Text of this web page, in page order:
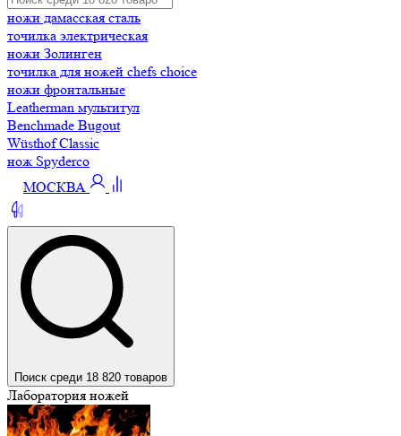
ножи дамасская сталь
точилка электрическая
ножи Золинген
точилка для ножей chefs choice
ножи фронтальные
Leatherman мультитул
Benchmade Bugout
Wüsthof Classic
нож Spyderco
МОСКВА
Поиск среди 18 820 товаров
Лаборатория ножей